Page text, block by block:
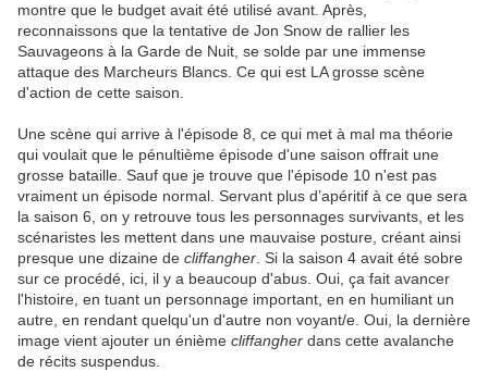
montre que le budget avait été utilisé avant. Après,
reconnaissons que la tentative de Jon Snow de rallier les
Sauvageons à la Garde de Nuit, se solde par une immense
attaque des Marcheurs Blancs. Ce qui est LA grosse scène
d'action de cette saison.
Une scène qui arrive à l'épisode 8, ce qui met à mal ma théorie
qui voulait que le pénultième épisode d'une saison offrait une
grosse bataille. Sauf que je trouve que l'épisode 10 n'est pas
vraiment un épisode normal. Servant plus d’apéritif à ce que sera
la saison 6, on y retrouve tous les personnages survivants, et les
scénaristes les mettent dans une mauvaise posture, créant ainsi
presque une dizaine de cliffangher . Si la saison 4 avait été sobre
sur ce procédé, ici, il y a beaucoup d'abus. Oui, ça fait avancer
l'histoire, en tuant un personnage important, en en humiliant un
autre, en rendant quelqu'un d'autre non voyant/e. Oui, la dernière
image vient ajouter un énième cliffangher dans cette avalanche
de récits suspendus.